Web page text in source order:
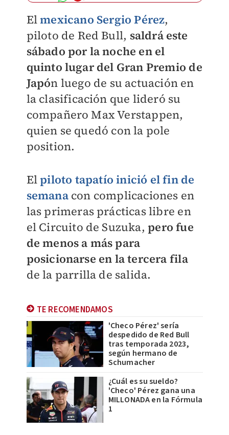
Elmexicano Sergio Pérez,
piloto de Red Bull, saldrá este
sábado por la noche en el
quinto lugar del Gran Premio de
Japón luego de su actuación en
la clasificación que lideró su
compañero Max Verstappen,
quien se quedó con la pole
position.
Elpiloto tapatío inició el fin de
semanacon complicaciones en
las primeras prácticas libre en
el Circuito de Suzuka,pero fue
de menos a más para
posicionarse en la tercera fila
de la parrilla de salida.
TE RECOMENDAMOS
'Checo Pérez' sería
despedido de Red Bull
tras temporada 2023,
según hermano de
Schumacher
¿Cuál es su sueldo?
'Checo' Pérez gana una
MILLONADA en la Fórmula
1